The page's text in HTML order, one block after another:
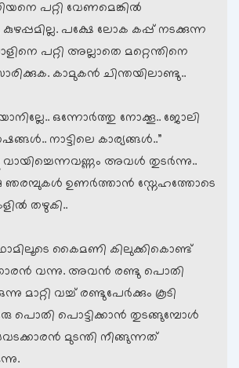
പറ്റി വേണമെങ്കില്‍
കുഴപ്പമില്ല. പക്ഷേ ലോക കപ്പ് നടക്കുന്ന
പറ്റി അല്ലാതെ മറ്റെന്തിനെ
കാമുകന്‍ ചിന്തയിലാണ്ടു..
ഒന്നോര്‍ത്തു നോക്കൂ.. ജോലി
നാട്ടിലെ കാര്യങ്ങള്‍..”
അവള്‍ തുടര്‍ന്നു..
ഉണര്‍ത്താന്‍ സ്നേഹത്തോടെ
തഴുകി..
കൈമണി കിലുക്കികൊണ്ട്
വന്നു. അവന്‍ രണ്ടു പൊതി
മാറ്റി വച്ച് രണ്ടുപേര്‍ക്കും കൂടി
പൊതി പൊട്ടിക്കാന്‍ തുടങ്ങുമ്പോള്‍
മുടന്തി നീങ്ങുന്നത്